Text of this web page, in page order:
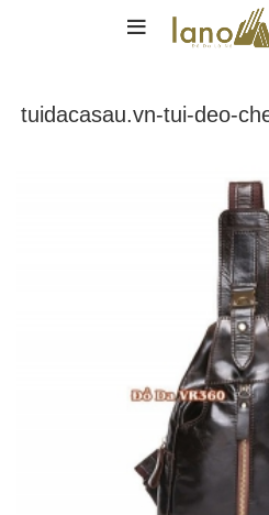
tuidacasau.vn-tui-deo-